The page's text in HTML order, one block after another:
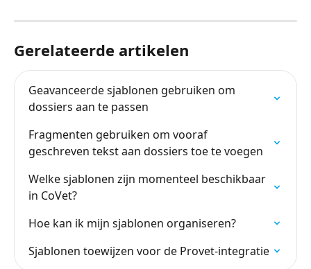
Gerelateerde artikelen
Geavanceerde sjablonen gebruiken om
dossiers aan te passen
Fragmenten gebruiken om vooraf
geschreven tekst aan dossiers toe te voegen
Welke sjablonen zijn momenteel beschikbaar
in CoVet?
Hoe kan ik mijn sjablonen organiseren?
Sjablonen toewijzen voor de Provet-integratie